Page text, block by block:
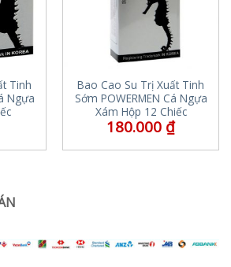
Tinh
Ngựa
Bao Cao Su Trị Xuất Tinh
Sớm POWERMEN Cá Ngựa
Xám Hộp 12 Chiếc
180.000 ₫